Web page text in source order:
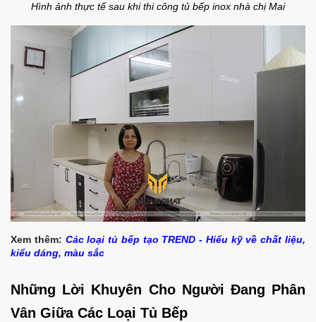
Hình ảnh thực tế sau khi thi công tủ bếp inox nhà chị Mai
Xem thêm: Các loại tủ bếp tạo TREND - Hiểu kỹ về chất liệu,
kiểu dáng, màu sắc
Những Lời Khuyên Cho Người Đang Phân
Vân Giữa Các Loại Tủ Bếp